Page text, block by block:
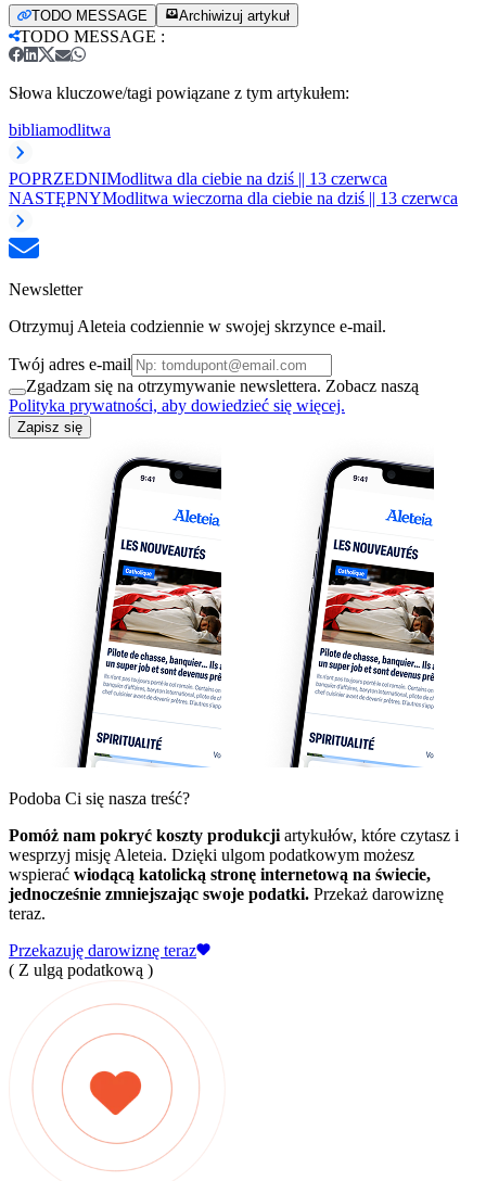
TODO MESSAGE Archiwizuj artykuł
TODO MESSAGE :
Słowa kluczowe/tagi powiązane z tym artykułem:
bibliamodlitwa
POPRZEDNIModlitwa dla ciebie na dziś || 13 czerwca
NASTĘPNYModlitwa wieczorna dla ciebie na dziś || 13 czerwca
Newsletter
Otrzymuj Aleteia codziennie w swojej skrzynce e-mail.
Twój adres e-mail
Zgadzam się na otrzymywanie newslettera. Zobacz naszą
Polityka prywatności, aby dowiedzieć się więcej.
Zapisz się
Podoba Ci się nasza treść?
Pomóż nam pokryć koszty produkcji artykułów, które czytasz i
wesprzyj misję Aleteia. Dzięki ulgom podatkowym możesz
wspierać wiodącą katolicką stronę internetową na świecie,
jednocześnie zmniejszając swoje podatki. Przekaż darowiznę
teraz.
Przekazuję darowiznę teraz
( Z ulgą podatkową )